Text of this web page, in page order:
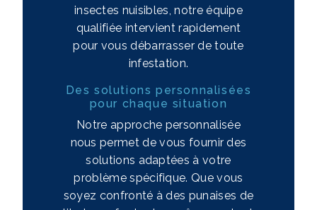
insectes nuisibles, notre équipe
qualifiée intervient rapidement
pour vous débarrasser de toute
infestation.
Des solutions personnalisées
pour chaque situation
Notre approche personnalisée
nous permet de vous fournir des
solutions adaptées à votre
problème spécifique. Que vous
soyez confronté à des punaises de